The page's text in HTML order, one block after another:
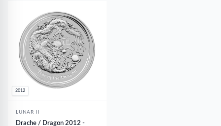
2012
LUNAR II
Drache / Dragon 2012 -